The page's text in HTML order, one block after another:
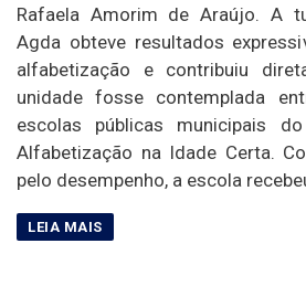
Rafaela Amorim de Araújo. A
Agda obteve resultados
alfabetização e contribuiu
unidade fosse contemplada
escolas públicas municipais
Alfabetização na Idade Certa.
pelo desempenho, a escola